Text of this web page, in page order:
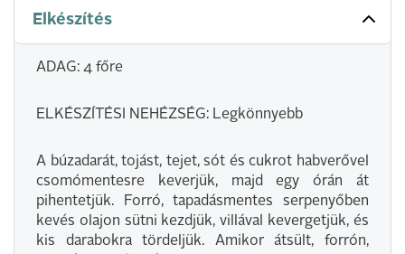
Elkészítés
ADAG: 4 főre
ELKÉSZÍTÉSI NEHÉZSÉG: Legkönnyebb
A búzadarát, tojást, tejet, sót és cukrot habverővel
csomómentesre keverjük, majd egy órán át
pihentetjük. Forró, tapadásmentes serpenyőben
kevés olajon sütni kezdjük, villával kevergetjük, és
kis darabokra tördeljük. Amikor átsült, forrón,